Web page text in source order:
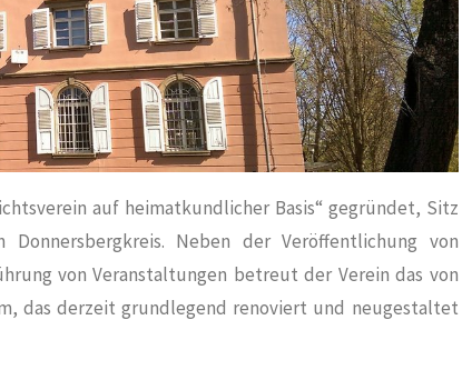
auf heimatkundlicher Basis“ gegründet, Sitz
Neben der Veröffentlichung von
von Veranstaltungen betreut der Verein das von
das derzeit grundlegend renoviert und neugestaltet